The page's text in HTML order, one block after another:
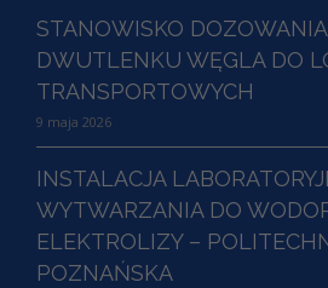
STANOWISKO
DWUTLENKU WĘGLA DO
TRANSPORTOWYCH
9 maja 2026
INSTALACJA
WYTWARZANIA DO
ELEKTROLIZY –
POZNAŃSKA